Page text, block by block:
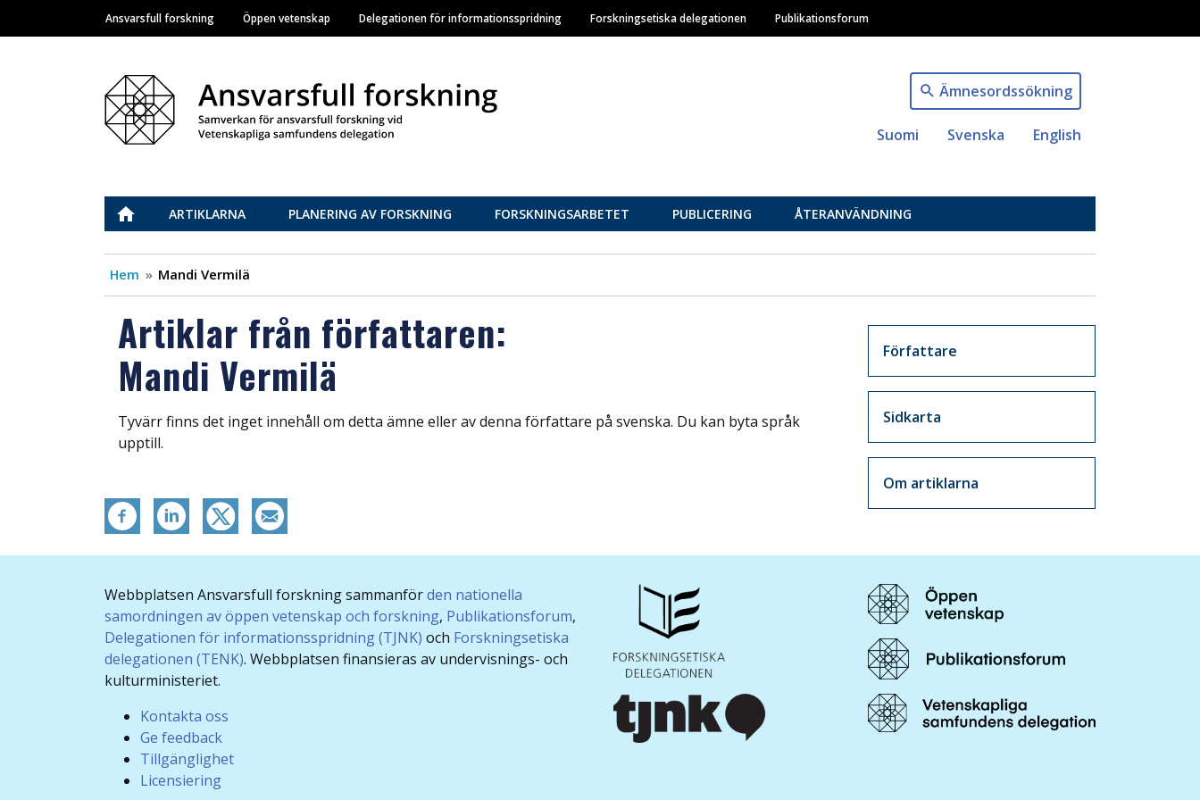
Hoppa
till
Main navigation
Ansvarsfull forskning Öppen vetenskap Delegationen för informationsspridning Forskningsetiska delegationen Publikationsforum
Ämnesordssökning
Suomi Svenska English
Vastuullinen tiede
ETUSIVUARTIKLARNA PLANERING AV FORSKNING FORSKNINGSARBETET PUBLICERING ÅTERANVÄNDNING
Hem Mandi Vermilä
Artiklar från författaren:
Mandi Vermilä
Tyvärr finns det inget innehåll om detta ämne eller av denna författare på svenska. Du kan byta språk
upptill.
Författare
Sidkarta
Om artiklarna
Webbplatsen Ansvarsfull forskning sammanförden nationella
samordningen av öppen vetenskap och forskning, Publikationsforum,
Delegationen för informationsspridning (TJNK) och Forskningsetiska
delegationen (TENK). Webbplatsen finansieras av undervisnings- och
kulturministeriet.
Kontakta oss
Ge feedback
Tillgänglighet
Licensiering